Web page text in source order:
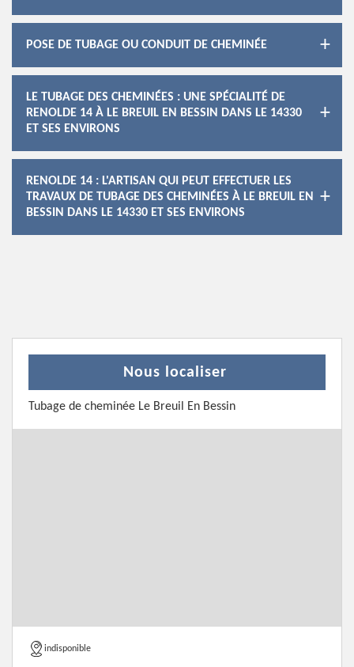
POSE DE TUBAGE OU CONDUIT DE CHEMINÉE
LE TUBAGE DES CHEMINÉES : UNE SPÉCIALITÉ DE
RENOLDE 14 À LE BREUIL EN BESSIN DANS LE 14330
ET SES ENVIRONS
RENOLDE 14 : L'ARTISAN QUI PEUT EFFECTUER LES
TRAVAUX DE TUBAGE DES CHEMINÉES À LE BREUIL EN
BESSIN DANS LE 14330 ET SES ENVIRONS
Nous localiser
Tubage de cheminée Le Breuil En Bessin
indisponible